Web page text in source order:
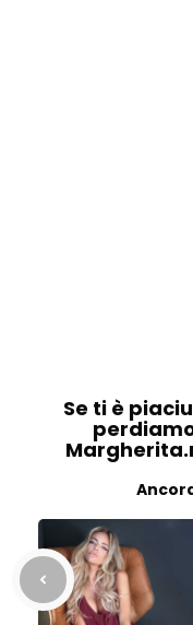
Se ti è